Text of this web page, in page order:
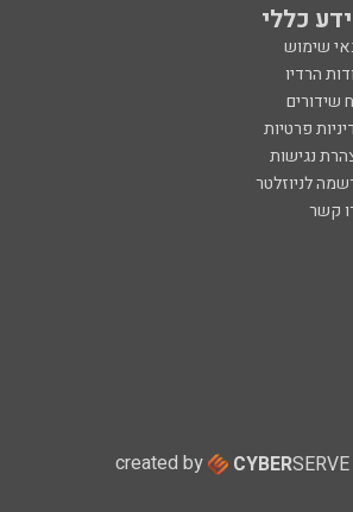
כללי
שימוש
הרדיו
שידורים
פרטיות
נגישות
לניוזלטר
קשר
created by CYBERSERVE